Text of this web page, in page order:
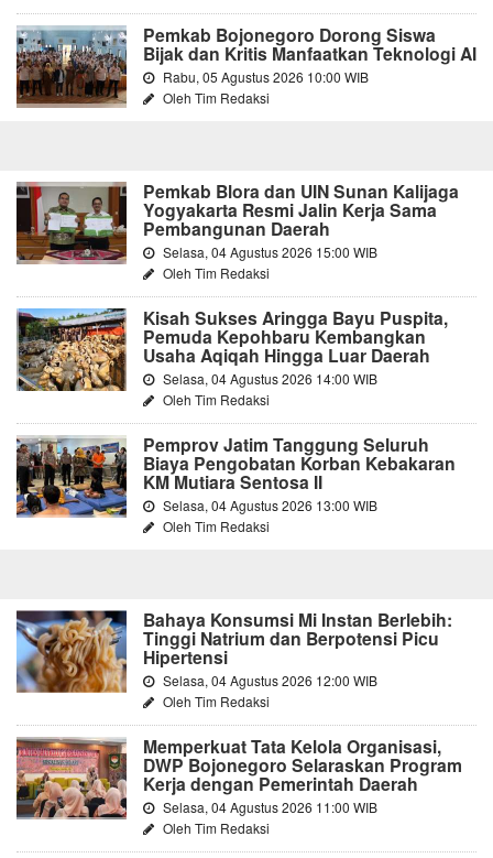
Pemkab Bojonegoro Dorong Siswa
Bijak dan Kritis Manfaatkan Teknologi AI
Rabu, 05 Agustus 2026 10:00 WIB
Oleh Tim Redaksi
Pemkab Blora dan UIN Sunan Kalijaga
Yogyakarta Resmi Jalin Kerja Sama
Pembangunan Daerah
Selasa, 04 Agustus 2026 15:00 WIB
Oleh Tim Redaksi
Kisah Sukses Aringga Bayu Puspita,
Pemuda Kepohbaru Kembangkan
Usaha Aqiqah Hingga Luar Daerah
Selasa, 04 Agustus 2026 14:00 WIB
Oleh Tim Redaksi
Pemprov Jatim Tanggung Seluruh
Biaya Pengobatan Korban Kebakaran
KM Mutiara Sentosa II
Selasa, 04 Agustus 2026 13:00 WIB
Oleh Tim Redaksi
Bahaya Konsumsi Mi Instan Berlebih:
Tinggi Natrium dan Berpotensi Picu
Hipertensi
Selasa, 04 Agustus 2026 12:00 WIB
Oleh Tim Redaksi
Memperkuat Tata Kelola Organisasi,
DWP Bojonegoro Selaraskan Program
Kerja dengan Pemerintah Daerah
Selasa, 04 Agustus 2026 11:00 WIB
Oleh Tim Redaksi